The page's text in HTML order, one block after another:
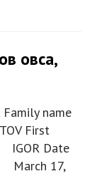
овса,
Family name
17,